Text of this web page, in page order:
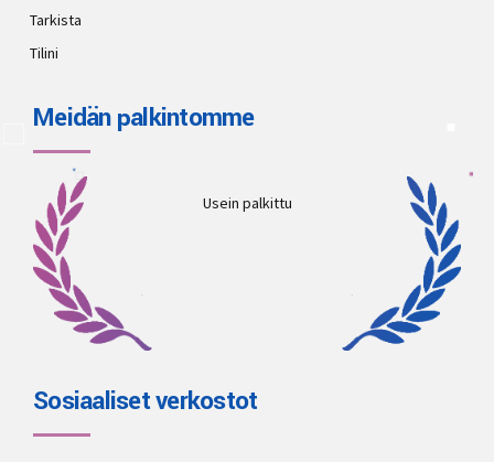
Tarkista
Tilini
Meidän palkintomme
Usein palkittu
Sosiaaliset verkostot